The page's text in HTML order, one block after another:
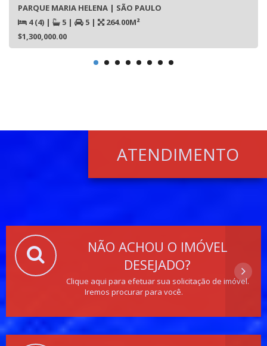
PARQUE MARIA HELENA | SÃO PAULO
4 (4) | 5 | 5 |
264.00M²
$1,300,000.00
ATENDIMENTO
NÃO ACHOU O IMÓVEL
DESEJADO?
Clique aqui para efetuar sua solicitação de imóvel.
Iremos procurar para você.